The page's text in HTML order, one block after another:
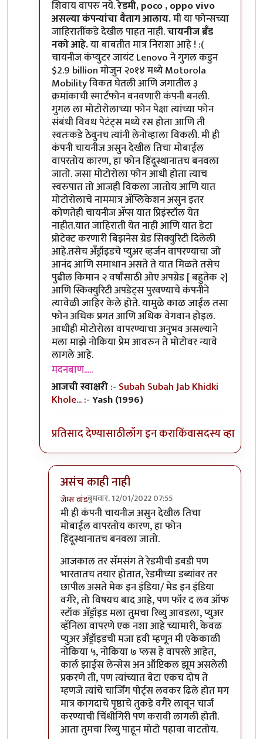
शिवाय वापरु नये.रेडमी, poco , oppo vivo
असल्या कंपन्यांचा वैताग आलाय.मी या फोन्सच्या
जाहिरातींकडे देखील पाहत नाही.चायनीज ब्रँड
नको आहे.या बाबतीत मात्र निराशा आहे ! :(
चायनीज कंप्युटर जायंट Lenovo ने गुगल कडुन
$2.9 billion मोजुन २०१४ मध्ये Motorola
Mobility विकत घेतली आणि जगातील ३
क्रमांकाची स्मार्टफोन बनवणारी कंपनी बनली.
गुगल ला मोटोरोलाच्या फोन पेक्षा त्यांच्या फोन
संबंधी विवध पेटंट्स मध्ये रस होता आणि ती
स्वतःकडे ठेवुनच त्यांनी लेनोव्हाला विकली. मी ही
कंपनी चायनीज असुन देखील तिचा मोबाईल
वापरतोय कारण, हा फोन हिंदूस्थानातच बनवला
जातो. जसा मोटोरोला फोन आधी होता त्याच
स्वरुपात तो आजही विकला जातोय आणि यात
मोटोरोलाचे नाममात्र अ‍ॅप्लिकेशन असुन इतर
कोणतेही चायनीज अ‍ॅप्स यात प्रिइंस्टॉल येत
नाहीत.यात जाहिराती येत नाही आणि यात डेटा
प्रोटेक्ट करणारी बिझनेस ग्रेड सिक्युरिटी दिलेली
आहे.तसेच अँड्रॉइडचे प्युअर व्हर्जन वापरण्याचा जो
आनंद आणि समाधान असते ते यात मिळते तसेच
पुढील किमान २ वर्षांसाठी ओए अपग्रेड [ बहुतेक २]
आणि स्किक्युरिटी अपडेट्स पुरवण्याचे कंपनीने
त्यावेळी जाहिर केले होते. यामुळे काळ जाईल तसा
फोन अधिक प्रगत आणि अधिक वेगवान होइल.
आधीही मोटोरोला वापरण्याचा अनुभव असल्याने
मला माझे नोकिया प्रेम आवरुन ते मोटोवर न्यावे
लागले आहे.
मदनबाण.....
आजची स्वाक्षरी:- Subah Subah Jab Khidki
Khole...:-Yash (1996)
प्रतिसाद देण्यासाठीलॉग इन कराकिंवासदस्य व्हा
असंच काही नाही
जेम्स वांडबुधवार, 12/01/2022 07:55
In reply toया फोन बद्दल तुमचा review काय
मी ही कंपनी चायनीज असुन देखील तिचा
मोबाईल वापरतोय कारण, हा फोन
हिंदूस्थानातच बनवला जातो.
आजकाल तर सॅमसंग ते रेडमीची डबडी पण
भारतातच तयार होतात, रेडमीच्या डब्यांवर तर
छापील असते मेक इन इंडिया/ मेड इन इंडिया
वगैरे, तो विषयच बाद आहे, पण फॉर द लव ऑफ
स्टॉक अँड्रॉइड मला तुमचा रिव्यु आवडला, प्युअर
व्हॅनिला वापरणे एक नशा आहे च्यामारी, केवळ
प्युअर अँड्रॉइडची मजा हवी म्हणून मी एकेकाळी
नोकिया ५, नोकिया ७ प्लस हे वापरले आहेत,
कार्ल झाईस लेन्सेस अन ऑप्टिकल झूम असलेली
प्रकरणे ती, पण त्यांच्यात बेटा एकच दोष ते
म्हणजे त्यांचे चार्जिंग पोर्ट्स लवकर ढिले होत मग
मात्र कागदाचे पृष्ठाचे तुकडे वगैरे लावून चार्ज
करण्याची चिंधीगिरी पण करावी लागली होती.
आता तुमचा रिव्यु पाहून मोटो पहावा वाटतोय.